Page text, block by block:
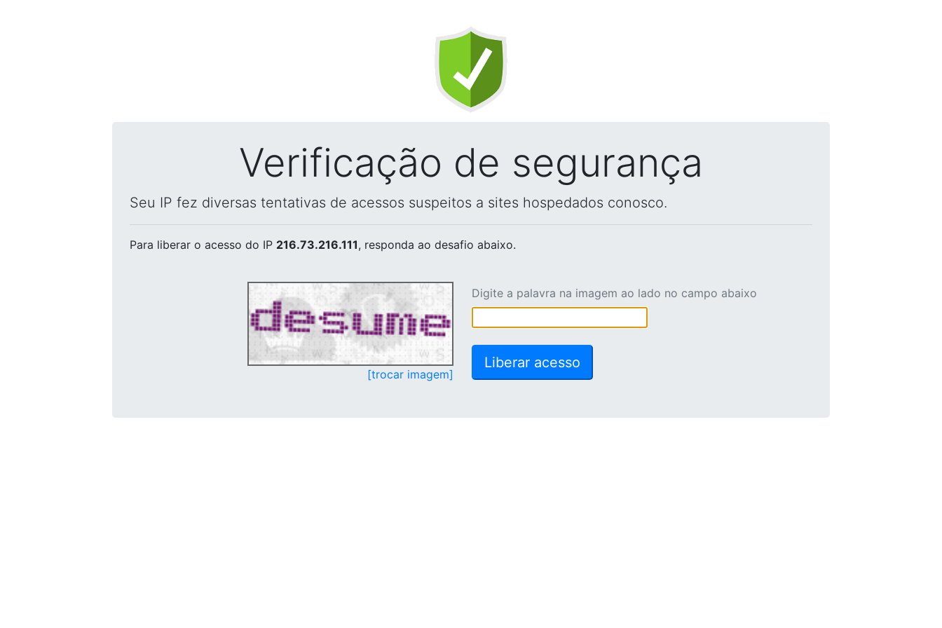
Verificação de segurança
Seu IP fez diversas tentativas de acessos suspeitos a sites hospedados conosco.
Para liberar o acesso do IP 216.73.216.111, responda ao desafio abaixo.
[trocar imagem]
Digite a palavra na imagem ao lado no campo abaixo